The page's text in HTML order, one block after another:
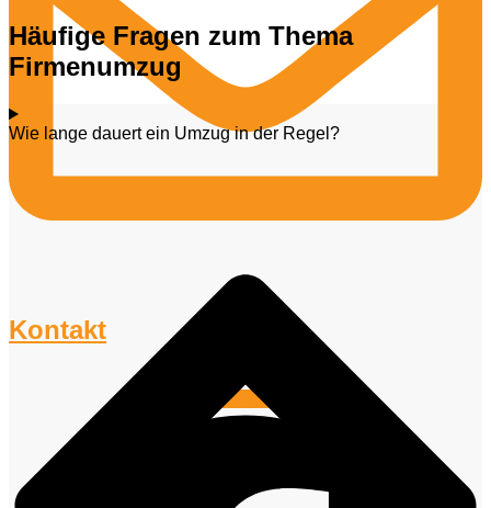
Kontakt
Facebook
Häufige Fragen zum Thema
Firmenumzug
Wie lange dauert ein Umzug in der Regel?